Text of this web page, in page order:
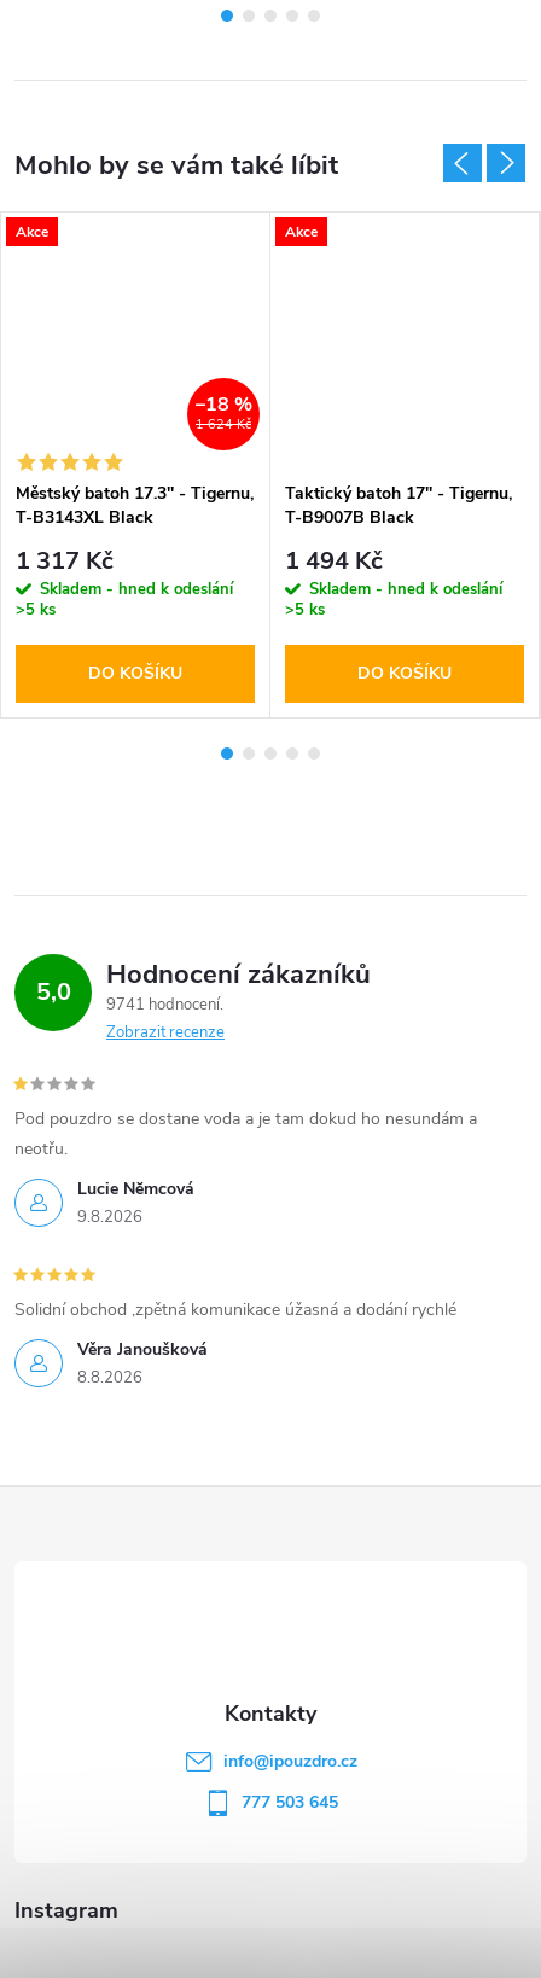
Akce
1 624 Kč
–18 %
Městský batoh 17.3'' - Tigernu,
T-B3143XL Black
1 317 Kč
Skladem - hned k odeslání
>5 ks
DO KOŠÍKU
Akce
Taktický batoh 17'' - Tigernu,
T-B9007B Black
1 494 Kč
Skladem - hned k odeslání
>5 ks
DO KOŠÍKU
5,0 Hodnocení zákazníků
9741 hodnocení
Zobrazit recenze
Lucie Nĕmcová
9.8.2026
Pod pouzdro se dostane voda a je tam dokud ho nesundám a
neotřu.
Věra Janoušková
8.8.2026
Solidní obchod ,zpětná komunikace úžasná a dodání rychlé
Instagram
info@ipouzdro.cz
777 503 645